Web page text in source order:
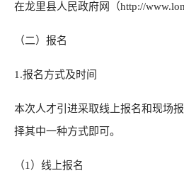
在龙里县人民政府网（http://
（二）报名
1.报名方式及时间
本次人才引进采取线上报名和现场
择其中一种方式即可。
（1）线上报名